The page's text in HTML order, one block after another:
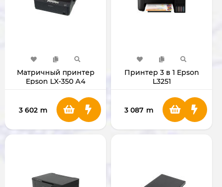
Матричный принтер
Epson LX-350 А4
3 602 m
Принтер 3 в 1 Epson
L3251
3 087 m